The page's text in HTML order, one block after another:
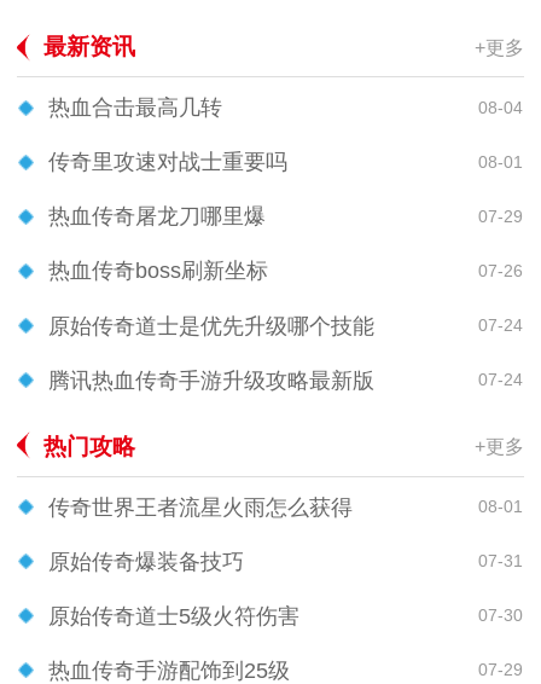
最新资讯 +更多
热血合击最高几转 08-04
传奇里攻速对战士重要吗 08-01
热血传奇屠龙刀哪里爆 07-29
热血传奇boss刷新坐标 07-26
原始传奇道士是优先升级哪个技能 07-24
腾讯热血传奇手游升级攻略最新版 07-24
热门攻略 +更多
传奇世界王者流星火雨怎么获得 08-01
原始传奇爆装备技巧 07-31
原始传奇道士5级火符伤害 07-30
热血传奇手游配饰到25级 07-29